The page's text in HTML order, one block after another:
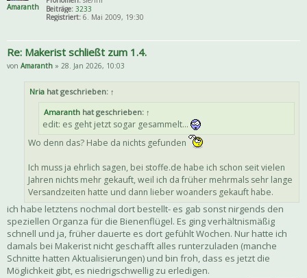
Amaranth
Beiträge: 3233
Registriert: 6. Mai 2009, 19:30
Re: Makerist schließt zum 1.4.
von Amaranth » 28. Jan 2026, 10:03
Nria hat geschrieben: ↑
Amaranth hat geschrieben: ↑
edit: es geht jetzt sogar gesammelt...
Wo denn das? Habe da nichts gefunden
Ich muss ja ehrlich sagen, bei stoffe.de habe ich schon seit vielen
Jahren nichts mehr gekauft, weil ich da früher mehrmals sehr lange
Versandzeiten hatte und dann lieber woanders gekauft habe.
ich habe letztens nochmal dort bestellt- es gab sonst nirgends den
speziellen Organza für die Bienenflügel. Es ging verhältnismäßig
schnell und ja, früher dauerte es dort gefühlt Wochen. Nur hatte ich
damals bei Makerist nicht geschafft alles runterzuladen (manche
Schnitte hatten Aktualisierungen) und bin froh, dass es jetzt die
Möglichkeit gibt, es niedrigschwellig zu erledigen.